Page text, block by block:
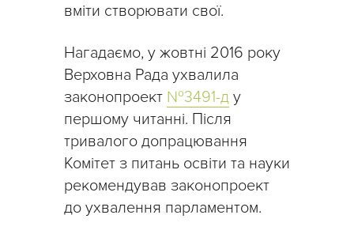
вміти створювати свої.
Нагадаємо, у жовтні 2016 року
Верховна Рада ухвалила
законопроект №3491-д у
першому читанні. Після
тривалого допрацювання
Комітет з питань освіти та науки
рекомендував законопроект
до ухвалення парламентом.